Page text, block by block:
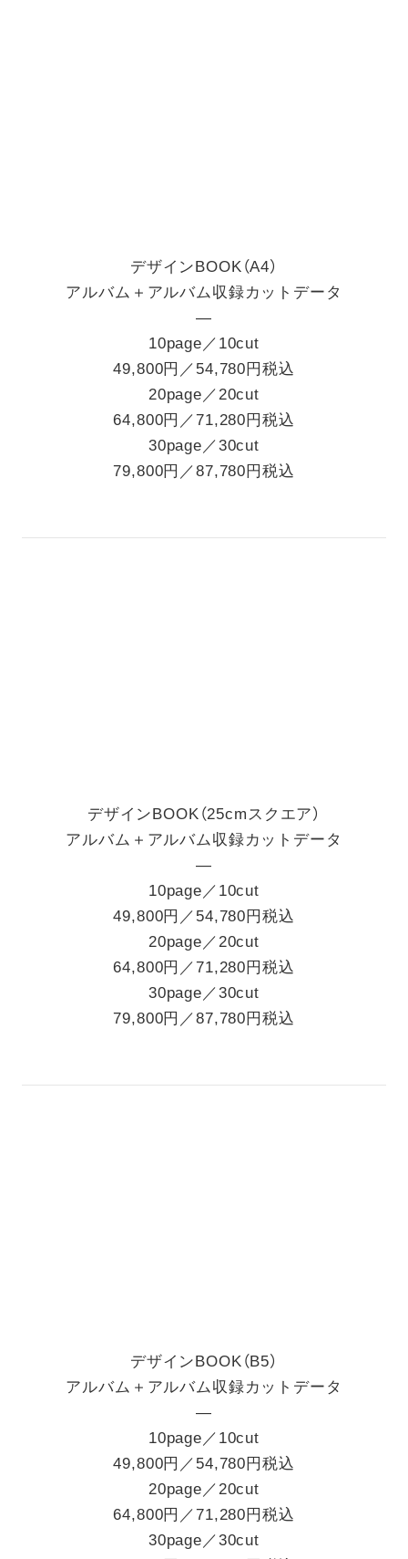
デザインBOOK（A4）
アルバム＋アルバム収録カットデータ
―
10page／10cut
49,800円／54,780円税込
20page／20cut
64,800円／71,280円税込
30page／30cut
79,800円／87,780円税込
デザインBOOK（25cmスクエア）
アルバム＋アルバム収録カットデータ
―
10page／10cut
49,800円／54,780円税込
20page／20cut
64,800円／71,280円税込
30page／30cut
79,800円／87,780円税込
デザインBOOK（B5）
アルバム＋アルバム収録カットデータ
―
10page／10cut
49,800円／54,780円税込
20page／20cut
64,800円／71,280円税込
30page／30cut